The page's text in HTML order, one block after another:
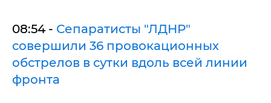
08:54 - Сепаратисты "ЛДНР"
совершили 36 провокационных
обстрелов в сутки вдоль всей линии
фронта